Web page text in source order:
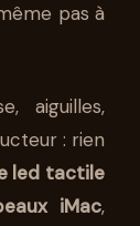
pas à
aiguilles,
: rien
led tactile
iMac,